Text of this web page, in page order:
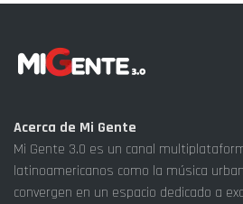
Acerca de Mi Gente
Mi Gente 3.0 es un canal
latinoamericanos como la música
convergen en un espacio dedicado a